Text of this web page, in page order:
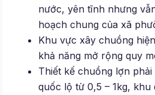
nước, yên tĩnh nhưng
hoạch chung của xã
Khu vực xây chuồng
khả năng mở rộng quy
Thiết kế chuồng lợn
quốc lộ từ 0,5 – 1kg,